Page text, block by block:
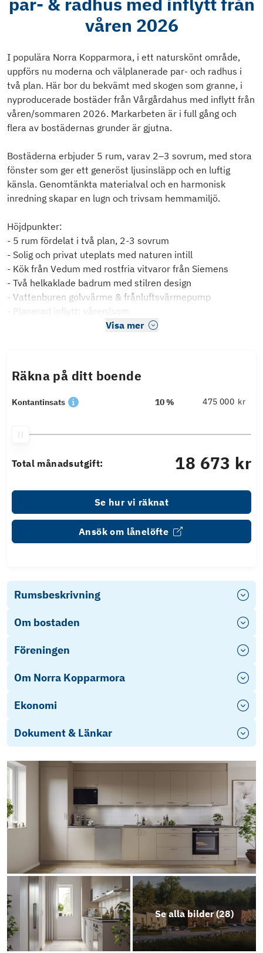
våren 2026
I populära Norra Kopparmora, i ett naturskönt område,
uppförs nu moderna och välplanerade par- och radhus i
två plan. Här bor du bekvämt med skogen som granne, i
nyproducerade bostäder från Vårgårdahus med inflytt från
våren/sommaren 2026. Markarbeten är i full gång och
flera av bostädernas grunder är gjutna.
Bostäderna erbjuder 5 rum, varav 2–3 sovrum, med stora
fönster som ger ett generöst ljusinsläpp och en luftig
känsla. Genomtänkta materialval och en harmonisk
inredning skapar en lugn och trivsam hemmamiljö.
Höjdpunkter:
- 5 rum fördelat i två plan, 2-3 sovrum
- Solig och privat uteplats med naturen intill
- Kök från Vedum med rostfria vitvaror från Siemens
- Två helkaklade badrum med stilren design
- Vattenburen golvvärme & frånluftsvärmepump
- Planerad inflytt: våren/som
Visa mer
Räkna på ditt boende
Kontantinsats 10 % kr
Total månadsutgift: 18 673 kr
Se hur vi räknat
Ansök om lånelöfte
Rumsbeskrivning
Om bostaden
Föreningen
Om Norra Kopparmora
Ekonomi
Dokument & Länkar
Se alla bilder (28)